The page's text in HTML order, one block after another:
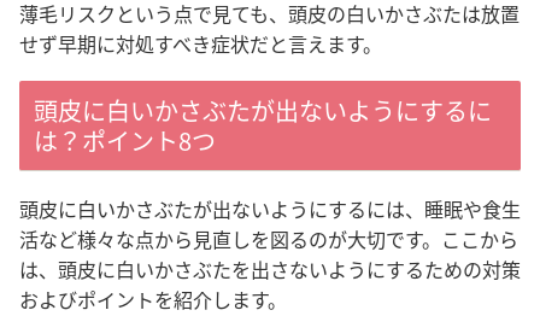
薄毛リスクという点で見ても、頭皮の白いかさぶたは放置
せず早期に対処すべき症状だと言えます。
頭皮に白いかさぶたが出ないようにするに
は？ポイント8つ
頭皮に白いかさぶたが出ないようにするには、睡眠や食生
活など様々な点から見直しを図るのが大切です。 ここから
は、頭皮に白いかさぶたを出さないようにするための対策
およびポイントを紹介します。